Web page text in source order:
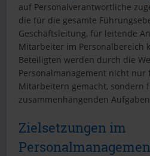
auf Personalverantwortliche
die für die gesamte
Geschäftsleitung, für leitende
Mitarbeiter im Personalbereich
Beteiligten werden durch die
Personalmanagement nicht nur
Mitarbeitern gemacht, sondern
zusammenhängenden
Zielsetzungen im